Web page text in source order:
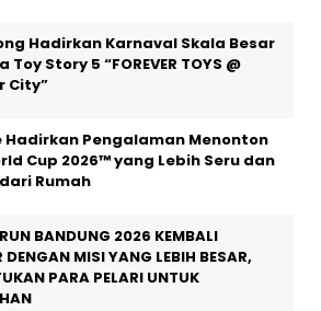
Hadirkan Karnaval Skala Besar
Story 5 “FOREVER TOYS @
City”
Hadirkan Pengalaman Menonton
Cup 2026™ yang Lebih Seru dan
Rumah
BANDUNG 2026 KEMBALI
DENGAN MISI YANG LEBIH BESAR,
PARA PELARI UNTUK